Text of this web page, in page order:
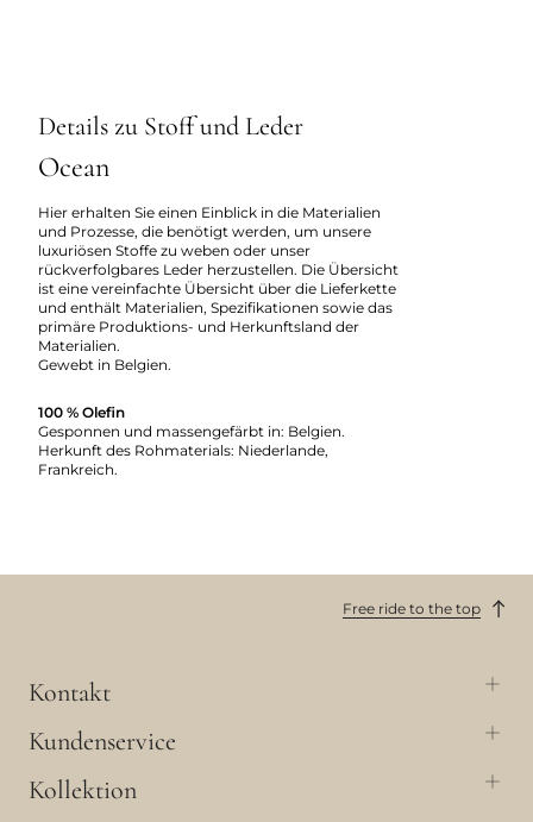
Details zu Stoff und Leder
Ocean
Hier erhalten Sie einen Einblick in die Materialien
und Prozesse, die benötigt werden, um unsere
luxuriösen Stoffe zu weben oder unser
rückverfolgbares Leder herzustellen. Die Übersicht
ist eine vereinfachte Übersicht über die Lieferkette
und enthält Materialien, Spezifikationen sowie das
primäre Produktions- und Herkunftsland der
Materialien.
Gewebt in Belgien.
100 % Olefin
Gesponnen und massengefärbt in: Belgien.
Herkunft des Rohmaterials: Niederlande,
Frankreich.
Free ride to the top
Kontakt
Kundenservice
Kollektion